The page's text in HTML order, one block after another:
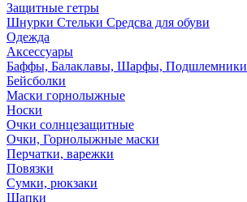
Защитные гетры
Шнурки Стельки Средсва для обуви
Одежда
Аксессуары
Баффы, Балаклавы, Шарфы, Подшлемники
Бейсболки
Маски горнолыжные
Носки
Очки солнцезащитные
Очки, Горнолыжные маски
Перчатки, варежки
Повязки
Сумки, рюкзаки
Шапки